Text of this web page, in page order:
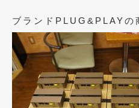
2011年9月 (12)
2011年8月(14)
2011年7月(23)
2011年6月(12)
ブランドPLUG&PLAYの